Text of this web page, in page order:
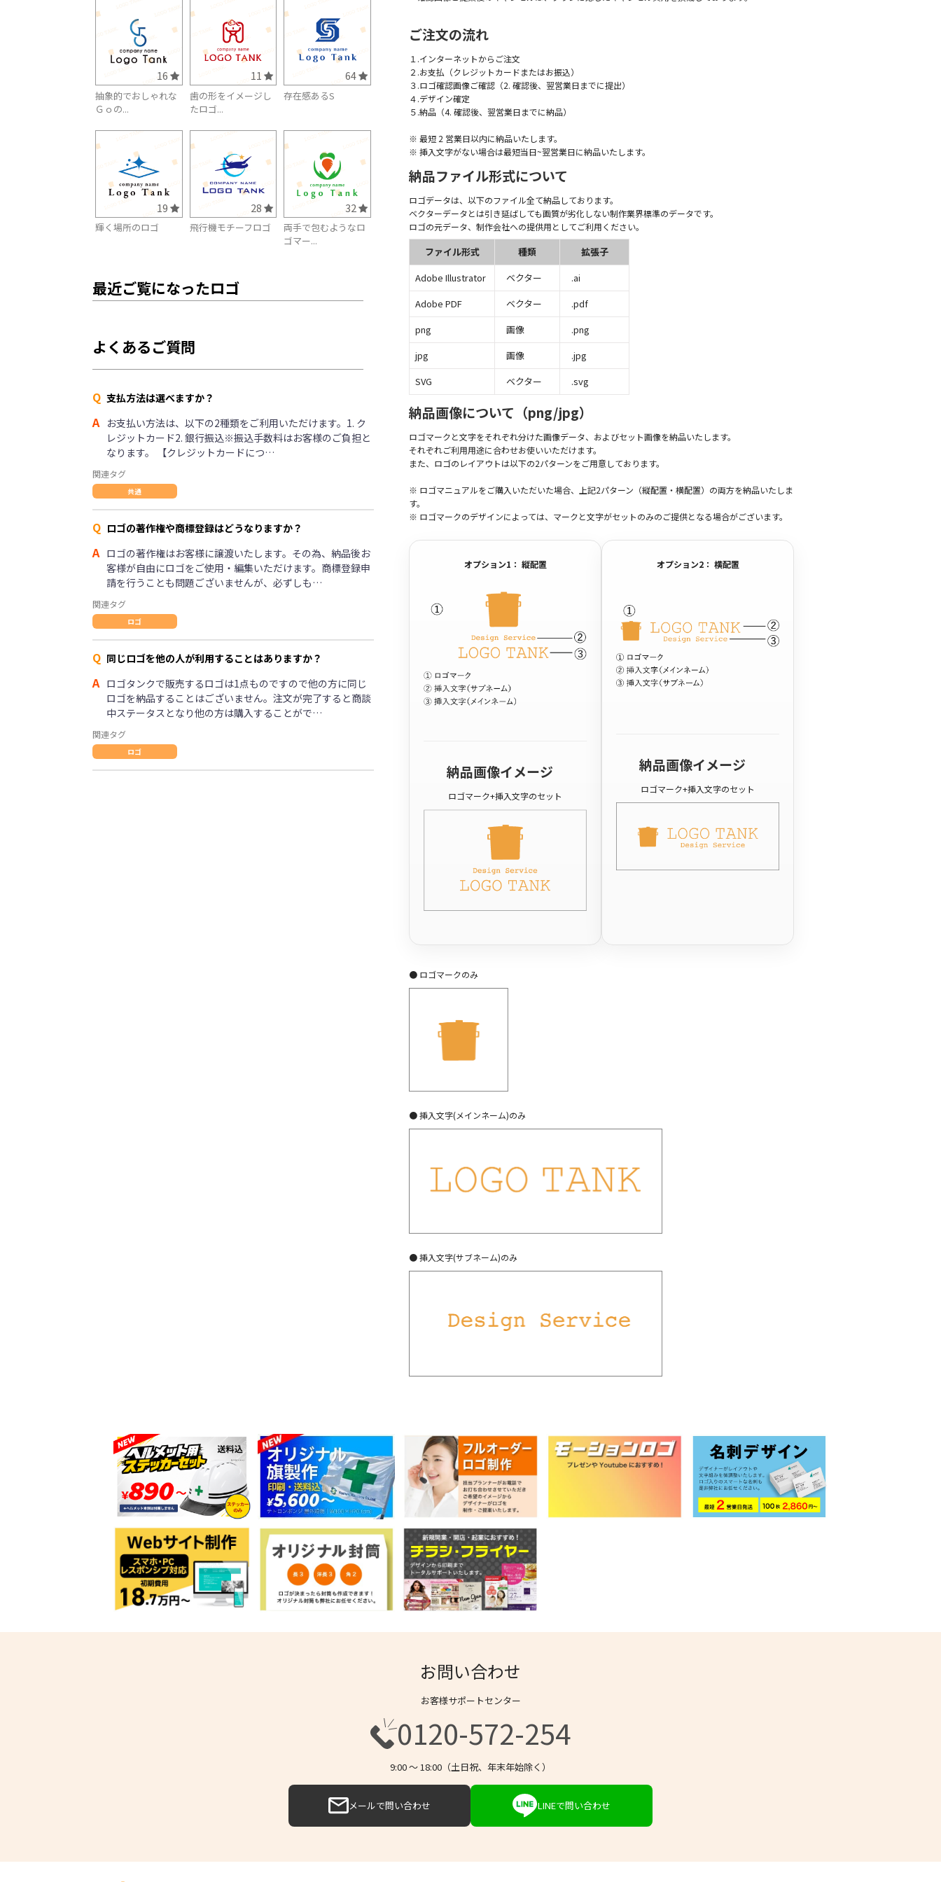
16
抽象的でおしゃれな
Ｇｏの...
11
歯の形をイメージし
たロゴ...
64
存在感あるS
19
輝く場所のロゴ
28
飛行機モチーフロゴ
32
両手で包むようなロ
ゴマー...
最近ご覧になったロゴ
よくあるご質問
Q 支払方法は選べますか？
A お支払い方法は、以下の2種類をご利用いただけます。1. ク
レジットカード2. 銀行振込※振込手数料はお客様のご負担と
なります。 【クレジットカードにつ…
関連タグ
共通
Q ロゴの著作権や商標登録はどうなりますか？
A ロゴの著作権はお客様に譲渡いたします。その為、納品後お
客様が自由にロゴをご使用・編集いただけます。商標登録申
請を行うことも問題ございませんが、必ずしも…
関連タグ
ロゴ
Q 同じロゴを他の人が利用することはありますか？
A ロゴタンクで販売するロゴは1点ものですので他の方に同じ
ロゴを納品することはございません。注文が完了すると商談
中ステータスとなり他の方は購入することがで…
関連タグ
ロゴ
ご注文の流れ
１.インターネットからご注文
２.お支払（クレジットカードまたはお振込）
３.ロゴ確認画像ご確認（2. 確認後、翌営業日までに提出）
４.デザイン確定
５.納品（4. 確認後、翌営業日までに納品）
※ 最短 2 営業日以内に納品いたします。
※ 挿入文字がない場合は最短当日~翌営業日に納品いたします。
納品ファイル形式について
ロゴデータは、以下のファイル全て納品しております。
ベクターデータとは引き延ばしても画質が劣化しない制作業界標準のデータです。
ロゴの元データ、制作会社への提供用としてご利用ください。
ファイル形式 種類
拡張子
Adobe Illustrator
ベクター
.ai
Adobe PDF
ベクター
.pdf
png
画像
.png
jpg
画像
.jpg
SVG
ベクター .svg
納品画像について（png/jpg）
ロゴマークと文字をそれぞれ分けた画像データ、およびセット画像を納品いたします。
それぞれご利用用途に合わせお使いいただけます。
また、ロゴのレイアウトは以下の2パターンをご用意しております。
※ ロゴマニュアルをご購入いただいた場合、上記2パターン（縦配置・横配置）の両方を納品いたしま
す。
※ ロゴマークのデザインによっては、マークと文字がセットのみのご提供となる場合がございます。
オプション1： 縦配置
納品画像イメージ
ロゴマーク+挿入文字のセット
オプション2： 横配置
納品画像イメージ
ロゴマーク+挿入文字のセット
● ロゴマークのみ
● 挿入文字(メインネーム)のみ
● 挿入文字(サブネーム)のみ
お問い合わせ
お客様サポートセンター
0120-572-254
9:00 〜 18:00（土日祝、年末年始除く）
メールで問い合わせ LINEで問い合わせ